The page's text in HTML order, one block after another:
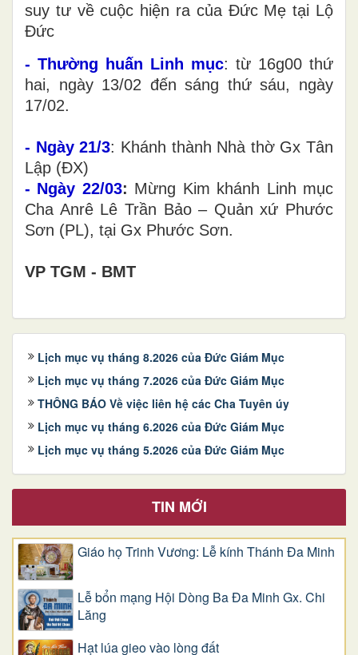
suy tư về cuộc hiện ra của Đức Mẹ tại Lộ
Đức
- Thường huấn Linh mục: từ 16g00 thứ
hai, ngày 13/02 đến sáng thứ sáu, ngày
17/02.
- Ngày 21/3: Khánh thành Nhà thờ Gx Tân
Lập (ĐX)
- Ngày 22/03: Mừng Kim khánh Linh mục
Cha Anrê Lê Trần Bảo – Quản xứ Phước
Sơn (PL), tại Gx Phước Sơn.
VP TGM - BMT
Lịch mục vụ tháng 8.2026 của Đức Giám Mục
Lịch mục vụ tháng 7.2026 của Đức Giám Mục
THÔNG BÁO Về việc liên hệ các Cha Tuyên úy
Lịch mục vụ tháng 6.2026 của Đức Giám Mục
Lịch mục vụ tháng 5.2026 của Đức Giám Mục
TIN MỚI
Giáo họ Trinh Vương: Lễ kính Thánh Đa Minh
Lễ bổn mạng Hội Dòng Ba Đa Minh Gx. Chi
Lăng
Hạt lúa gieo vào lòng đất